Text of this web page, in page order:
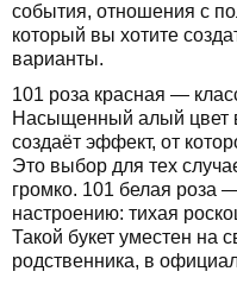
события, отношения с
который вы хотите
варианты.
101 роза красная —
Насыщенный алый цвет в
создаёт эффект, от
Это выбор для тех
громко. 101 белая роза
настроению: тихая
Такой букет уместен на
родственника, в